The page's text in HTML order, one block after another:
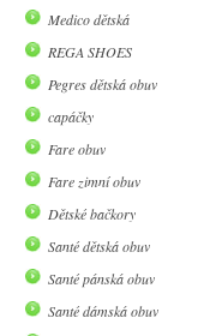
Medico dětská
REGA SHOES
Pegres dětská obuv
capáčky
Fare obuv
Fare zimní obuv
Dětské bačkory
Santé dětská obuv
Santé pánská obuv
Santé dámská obuv